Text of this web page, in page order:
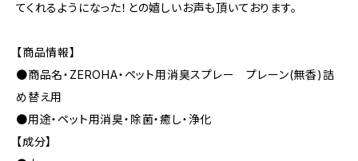
てくれるようになった！との嬉しいお声も頂いております。
【商品情報】
●商品名・ZEROHA・ペット用消臭スプレー プレーン(無香)詰
め替え用
●用途・ペット用消臭・除菌・癒し・浄化
【成分】